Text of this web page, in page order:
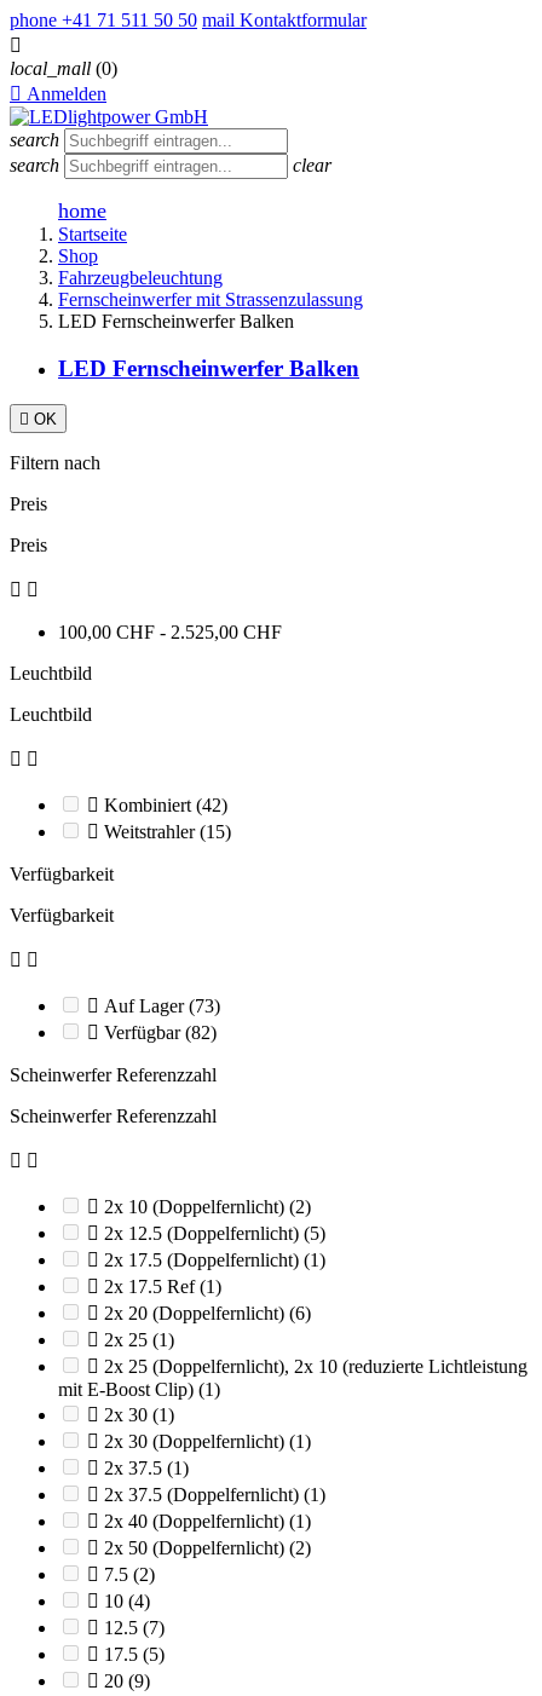
phone +41 71 511 50 50 mail Kontaktformular

local_mall (0)
 Anmelden
search
search
clear
home
Startseite
Shop
Fahrzeugbeleuchtung
Fernscheinwerfer mit Strassenzulassung
LED Fernscheinwerfer Balken
LED Fernscheinwerfer Balken
 OK
Filtern nach
Preis
Preis
 
100,00 CHF - 2.525,00 CHF
Leuchtbild
Leuchtbild
 
 Kombiniert(42)
 Weitstrahler(15)
Verfügbarkeit
Verfügbarkeit
 
 Auf Lager(73)
 Verfügbar(82)
Scheinwerfer Referenzzahl
Scheinwerfer Referenzzahl
 
 2x 10 (Doppelfernlicht) (2)
 2x 12.5 (Doppelfernlicht) (5)
 2x 17.5 (Doppelfernlicht) (1)
 2x 17.5 Ref(1)
 2x 20 (Doppelfernlicht) (6)
 2x 25 (1)
 2x 25 (Doppelfernlicht), 2x 10 (reduzierte Lichtleistung
mit E-Boost Clip) (1)
 2x 30 (1)
 2x 30 (Doppelfernlicht) (1)
 2x 37.5 (1)
 2x 37.5 (Doppelfernlicht) (1)
 2x 40 (Doppelfernlicht) (1)
 2x 50 (Doppelfernlicht) (2)
 7.5 (2)
 10 (4)
 12.5 (7)
 17.5 (5)
 20 (9)